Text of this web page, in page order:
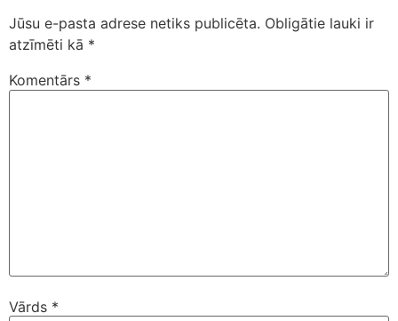
Jūsu e-pasta adrese netiks publicēta. Obligātie lauki ir
atzīmēti kā *
Komentārs *
Vārds *